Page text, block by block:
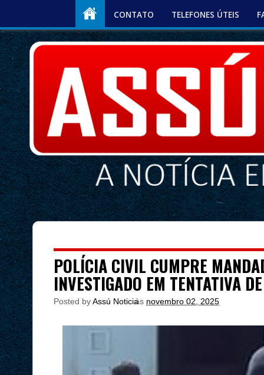
CONTATO TELEFONES ÚTEIS
POLÍCIA CIVIL CUMPRE
INVESTIGADO EM TENTATIVA
Posted byAssú Noticia
às novembro 02, 2025